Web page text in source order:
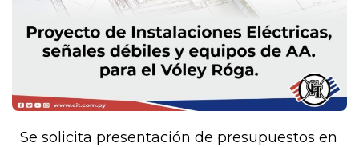
Se solicita presentación de presupuestos en